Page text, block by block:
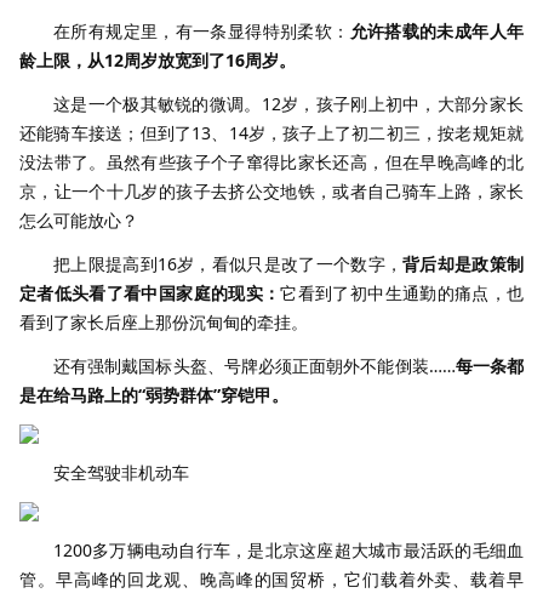
在所有规定里，有一条显得特别柔软： 允许搭载的未成年人年
龄上限，从12周岁放宽到了16周岁。
这是一个极其敏锐的微调。12岁，孩子刚上初中，大部分家长
还能骑车接送；但到了13、14岁，孩子上了初二初三，按老规矩就
没法带了。虽然有些孩子个子窜得比家长还高，但在早晚高峰的北
京，让一个十几岁的孩子去挤公交地铁，或者自己骑车上路，家长
怎么可能放心？
把上限提高到16岁，看似只是改了一个数字，背后却是政策制
定者低头看了看中国家庭的现实：它看到了初中生通勤的痛点，也
看到了家长后座上那份沉甸甸的牵挂。
还有强制戴国标头盔、号牌必须正面朝外不能倒装……每一条都
是在给马路上的“弱势群体”穿铠甲。
安全驾驶非机动车
1200多万辆电动自行车，是北京这座超大城市最活跃的毛细血
管。早高峰的回龙观、晚高峰的国贸桥，它们载着外卖、载着早